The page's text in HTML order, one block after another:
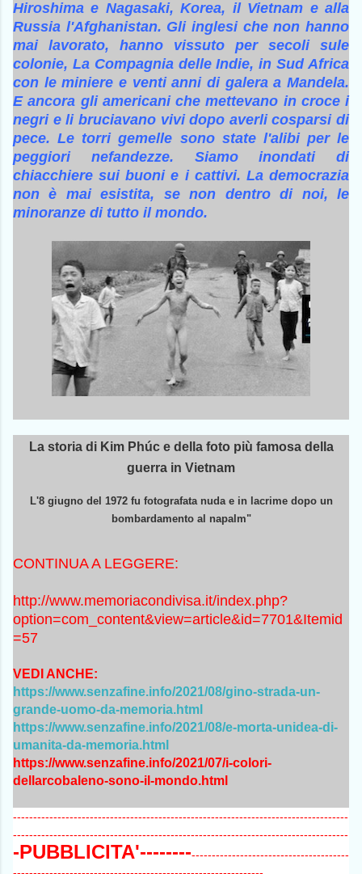
Hiroshima e Nagasaki, Korea, il Vietnam e alla
Russia l'Afghanistan. Gli inglesi che non hanno
mai lavorato, hanno vissuto per secoli sule
colonie, La Compagnia delle Indie, in Sud Africa
con le miniere e venti anni di galera a Mandela.
E ancora gli americani che mettevano in croce i
negri e li bruciavano vivi dopo averli cosparsi di
pece. Le torri gemelle sono state l'alibi per le
peggiori nefandezze. Siamo inondati di
chiacchiere sui buoni e i cattivi. La democrazia
non è mai esistita, se non dentro di noi, le
minoranze di tutto il mondo.
La storia di Kim Phúc e della foto più famosa della
guerra in Vietnam
L'8 giugno del 1972 fu fotografata nuda e in lacrime dopo un
bombardamento al napalm"
CONTINUA A LEGGERE:
http://www.memoriacondivisa.it/index.php?
option=com_content&view=article&id=7701&Itemid
=57
VEDI ANCHE:
https://www.senzafine.info/2021/08/gino-strada-un-
grande-uomo-da-memoria.html
https://www.senzafine.info/2021/08/e-morta-unidea-di-
umanita-da-memoria.html
https://www.senzafine.info/2021/07/i-colori-
dellarcobaleno-sono-il-mondo.html
-----------------------------------------------------------------------------------
-----------------------------------------------------------------------------------
-PUBBLICITA'-----------------------------------------------